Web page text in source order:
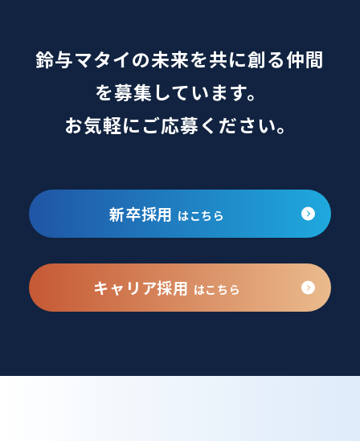
鈴与マタイの未来を共に創る仲間
を募集しています。
お気軽にご応募ください。
新卒採用 はこちら
キャリア採用 はこちら